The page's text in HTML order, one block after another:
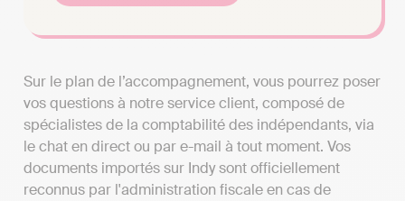
Sur le plan de l’accompagnement, vous pourrez poser
vos questions à notre service client, composé de
spécialistes de la comptabilité des indépendants, via
le chat en direct ou par e-mail à tout moment. Vos
documents importés sur Indy sont officiellement
reconnus par l'administration fiscale en cas de